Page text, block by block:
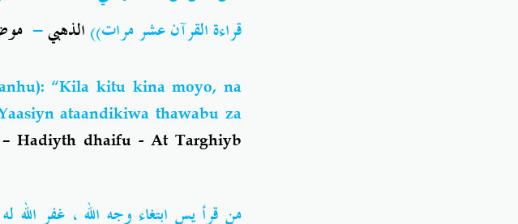
قراءة القرآن عشر مرات)) الذهبي-
“Kila kitu kina moyo, na
ataandikiwa thawabu za
Hadiyth dhaifu - At Targhiyb
من قرأ يس ابتغاء وجه الله ، غفر الله